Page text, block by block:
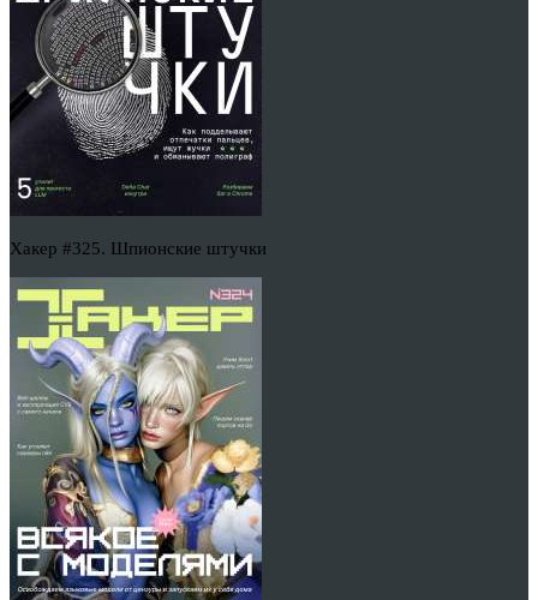
Хакер #325. Шпионские штучки